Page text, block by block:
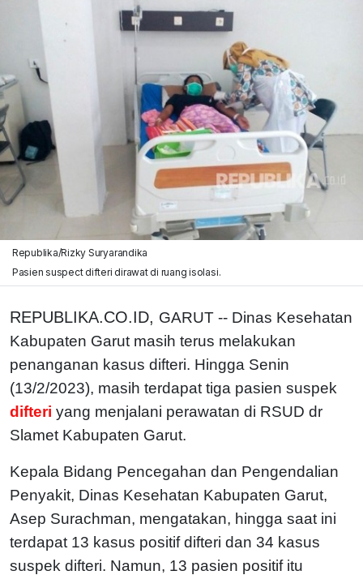
Republika/Rizky Suryarandika
Pasien suspect difteri dirawat di ruang isolasi.
REPUBLIKA.CO.ID, GARUT -- Dinas Kesehatan
Kabupaten Garut masih terus melakukan
penanganan kasus difteri. Hingga Senin
(13/2/2023), masih terdapat tiga pasien suspek
difteri yang menjalani perawatan di RSUD dr
Slamet Kabupaten Garut.
Kepala Bidang Pencegahan dan Pengendalian
Penyakit, Dinas Kesehatan Kabupaten Garut,
Asep Surachman, mengatakan, hingga saat ini
terdapat 13 kasus positif difteri dan 34 kasus
suspek difteri. Namun, 13 pasien positif itu